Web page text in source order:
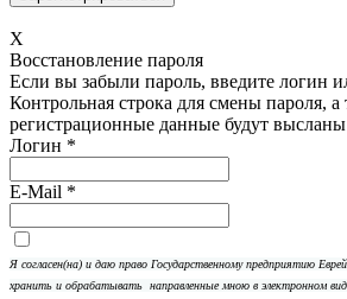
X
Восстановление пароля
Если вы забыли пароль, введите логин
Контрольная строка для смены пароля,
регистрационные данные будут
Логин *
E-Mail *
Я согласен(на) и даю право Государственному предприятию
хранить и обрабатывать направленные мною в электронном